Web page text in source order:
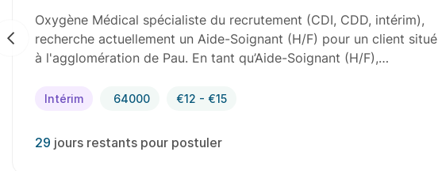
Oxygène Médical spécialiste du recrutement (CDI, CDD, intérim),
recherche actuellement un Aide-Soignant (H/F) pour un client situé
à l'agglomération de Pau. En tant qu’Aide-Soignant (H/F),…
Intérim 64000 €12 - €15
29 jours restants pour postuler